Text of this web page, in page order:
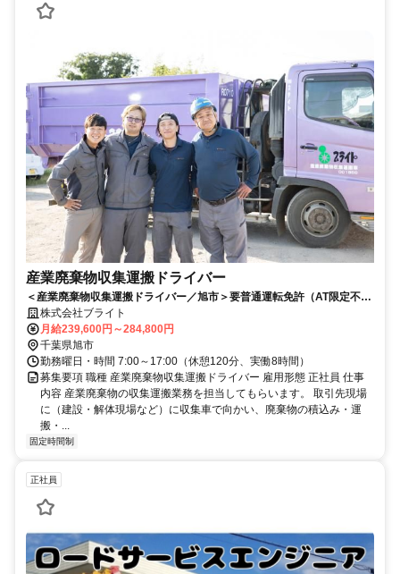
産業廃棄物収集運搬ドライバー
＜産業廃棄物収集運搬ドライバー／旭市＞要普通運転免許（AT限定不
可）／未経験OK／重機免許取得者優遇
株式会社ブライト
月給239,600円～284,800円
千葉県旭市
勤務曜日・時間 7:00～17:00（休憩120分、実働8時間）
募集要項 職種 産業廃棄物収集運搬ドライバー 雇用形態 正社員 仕事
内容 産業廃棄物の収集運搬業務を担当してもらいます。 取引先現場
に（建設・解体現場など）に収集車で向かい、廃棄物の積込み・運
搬・...
固定時間制
正社員